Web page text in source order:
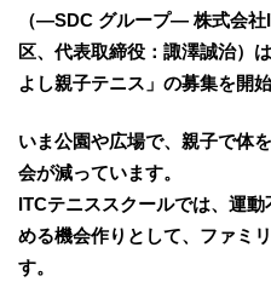
（―SDC グループ― 株式会
区、代表取締役：諏澤誠治）
よし親子テニス」の募集を開
いま公園や広場で、親子で体
会が減っています。
ITCテニススクールでは、運
める機会作りとして、ファミ
す。